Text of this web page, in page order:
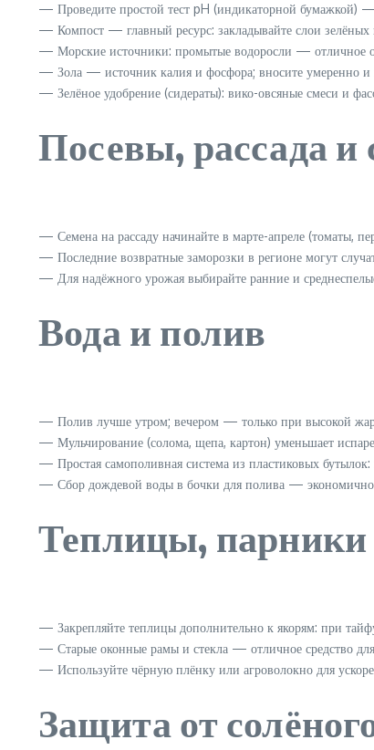
— Проведите простой тест pH (индикаторной бумажкой)
— Компост — главный ресурс: закладывайте слои зелёных
— Морские источники: промытые водоросли — отличное
— Зола — источник калия и фосфора; вносите умеренно и
— Зелёное удобрение (сидераты): вико-овсяные смеси и
Посевы, рассада и
— Семена на рассаду начинайте в марте-апреле (томаты,
— Последние возвратные заморозки в регионе могут
— Для надёжного урожая выбирайте ранние и
Вода и полив
— Полив лучше утром; вечером — только при высокой
— Мульчирование (солома, щепа, картон) уменьшает
— Простая самополивная система из пластиковых
— Сбор дождевой воды в бочки для полива — экономично
Теплицы, парники
— Закрепляйте теплицы дополнительно к якорям: при
— Старые оконные рамы и стекла — отличное средство
— Используйте чёрную плёнку или агроволокно для
Защита от